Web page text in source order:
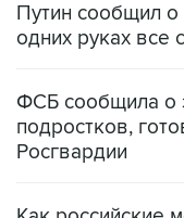
Путин сообщил
одних руках
ФСБ сообщила о
подростков,
Росгвардии